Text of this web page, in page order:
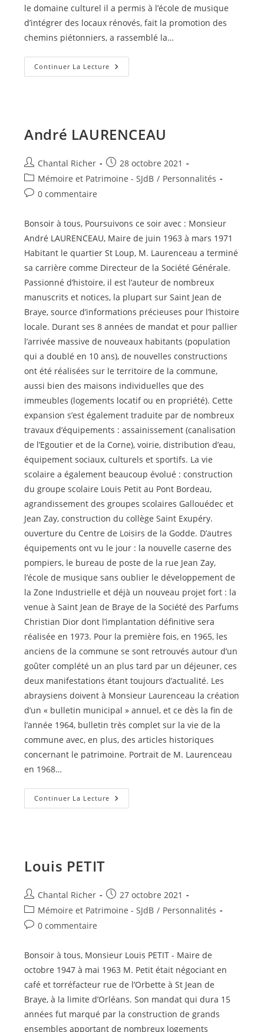
le domaine culturel il a permis à l’école de musique
d’intégrer des locaux rénovés, fait la promotion des
chemins piétonniers, a rassemblé la…
Continuer La Lecture Marcel
JORIOT
André LAURENCEAU
Auteur/autrice
de
la
publication :
Chantal Richer
Publication
publiée :
28 octobre 2021
Post
category:
Mémoire et Patrimoine - SJdB / Personnalités
Commentaires
la
0 commentaire
Bonsoir à tous, Poursuivons ce soir avec : Monsieur
André LAURENCEAU, Maire de juin 1963 à mars 1971
Habitant le quartier St Loup, M. Laurenceau a terminé
sa carrière comme Directeur de la Société Générale.
Passionné d’histoire, il est l’auteur de nombreux
manuscrits et notices, la plupart sur Saint Jean de
Braye, source d’informations précieuses pour l’histoire
locale. Durant ses 8 années de mandat et pour pallier
l’arrivée massive de nouveaux habitants (population
qui a doublé en 10 ans), de nouvelles constructions
ont été réalisées sur le territoire de la commune,
aussi bien des maisons individuelles que des
immeubles (logements locatif ou en propriété). Cette
expansion s’est également traduite par de nombreux
travaux d’équipements : assainissement (canalisation
de l’Egoutier et de la Corne), voirie, distribution d’eau,
équipement sociaux, culturels et sportifs. La vie
scolaire a également beaucoup évolué : construction
du groupe scolaire Louis Petit au Pont Bordeau,
agrandissement des groupes scolaires Gallouédec et
Jean Zay, construction du collège Saint Exupéry.
ouverture du Centre de Loisirs de la Godde. D’autres
équipements ont vu le jour : la nouvelle caserne des
pompiers, le bureau de poste de la rue Jean Zay,
l’école de musique sans oublier le développement de
la Zone Industrielle et déjà un nouveau projet fort : la
venue à Saint Jean de Braye de la Société des Parfums
Christian Dior dont l’implantation définitive sera
réalisée en 1973. Pour la première fois, en 1965, les
anciens de la commune se sont retrouvés autour d’un
goûter complété un an plus tard par un déjeuner, ces
deux manifestations étant toujours d’actualité. Les
abraysiens doivent à Monsieur Laurenceau la création
d’un « bulletin municipal » annuel, et ce dès la fin de
l’année 1964, bulletin très complet sur la vie de la
commune avec, en plus, des articles historiques
concernant le patrimoine. Portrait de M. Laurenceau
en 1968…
Continuer La Lecture André
LAURENCEAU
Louis PETIT
Auteur/autrice
de
la
publication :
Chantal Richer
Publication
publiée :
27 octobre 2021
Post
category:
Mémoire et Patrimoine - SJdB / Personnalités
Commentaires
la
0 commentaire
Bonsoir à tous, Monsieur Louis PETIT - Maire de
octobre 1947 à mai 1963 M. Petit était négociant en
café et torréfacteur rue de l’Orbette à St Jean de
Braye, à la limite d’Orléans. Son mandat qui dura 15
années fut marqué par la construction de grands
ensembles apportant de nombreux logements